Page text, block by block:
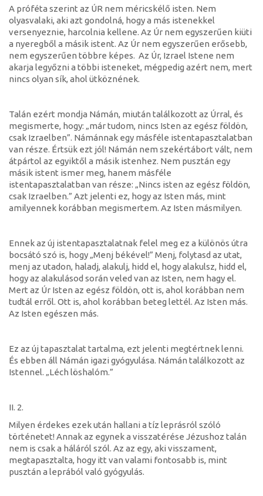
A próféta szerint az ÚR nem méricskélő isten. Nem
olyasvalaki, aki azt gondolná, hogy a más istenekkel
versenyeznie, harcolnia kellene. Az Úr nem egyszerűen kiüti
a nyeregből a másik istent. Az Úr nem egyszerűen erősebb,
nem egyszerűen többre képes. Az Úr, Izrael Istene nem
akarja legyőzni a többi isteneket, mégpedig azért nem, mert
nincs olyan sík, ahol ütköznének.
Talán ezért mondja Námán, miután találkozott az Úrral, és
megismerte, hogy: „már tudom, nincs Isten az egész földön,
csak Izraelben”. Námánnak egy másféle istentapasztalatban
van része. Értsük ezt jól! Námán nem szekértábort vált, nem
átpártol az egyiktől a másik istenhez. Nem pusztán egy
másik istent ismer meg, hanem másféle
istentapasztalatban van része: „Nincs isten az egész földön,
csak Izraelben.” Azt jelenti ez, hogy az Isten más, mint
amilyennek korábban megismertem. Az Isten másmilyen.
Ennek az új istentapasztalatnak felel meg ez a különös útra
bocsátó szó is, hogy „Menj békével!” Menj, folytasd az utat,
menj az utadon, haladj, alakulj, hidd el, hogy alakulsz, hidd el,
hogy az alakulásod során veled van az Isten, nem hagy el.
Mert az Úr Isten az egész földön, ott is, ahol korábban nem
tudtál erről. Ott is, ahol korábban beteg lettél. Az Isten más.
Az Isten egészen más.
Ez az új tapasztalat tartalma, ezt jelenti megtértnek lenni.
És ebben áll Námán igazi gyógyulása. Námán találkozott az
Istennel. „Léch löshalóm.”
II. 2.
Milyen érdekes ezek után hallani a tíz leprásról szóló
történetet! Annak az egynek a visszatérése Jézushoz talán
nem is csak a háláról szól. Az az egy, aki visszament,
megtapasztalta, hogy itt van valami fontosabb is, mint
pusztán a leprából való gyógyulás.